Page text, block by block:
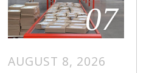
07
AUGUST 8, 2026